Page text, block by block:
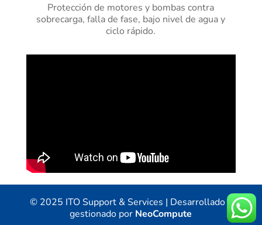
Protección de motores y bombas contra
sobrecarga, falla de fase, bajo nivel de agua y
ciclo rápido.
© 2025 ITO Support & Services | Desarrollado y
gestionado por NeoCompute